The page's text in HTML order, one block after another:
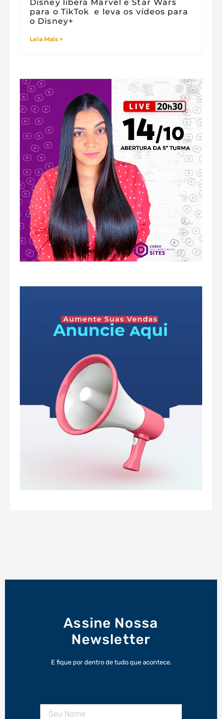
Disney libera Marvel e Star Wars
para o TikTok e leva os vídeos para
o Disney+
Leia Mais >
Assine Nossa
Newsletter
E fique por dentro de tudo que acontece.